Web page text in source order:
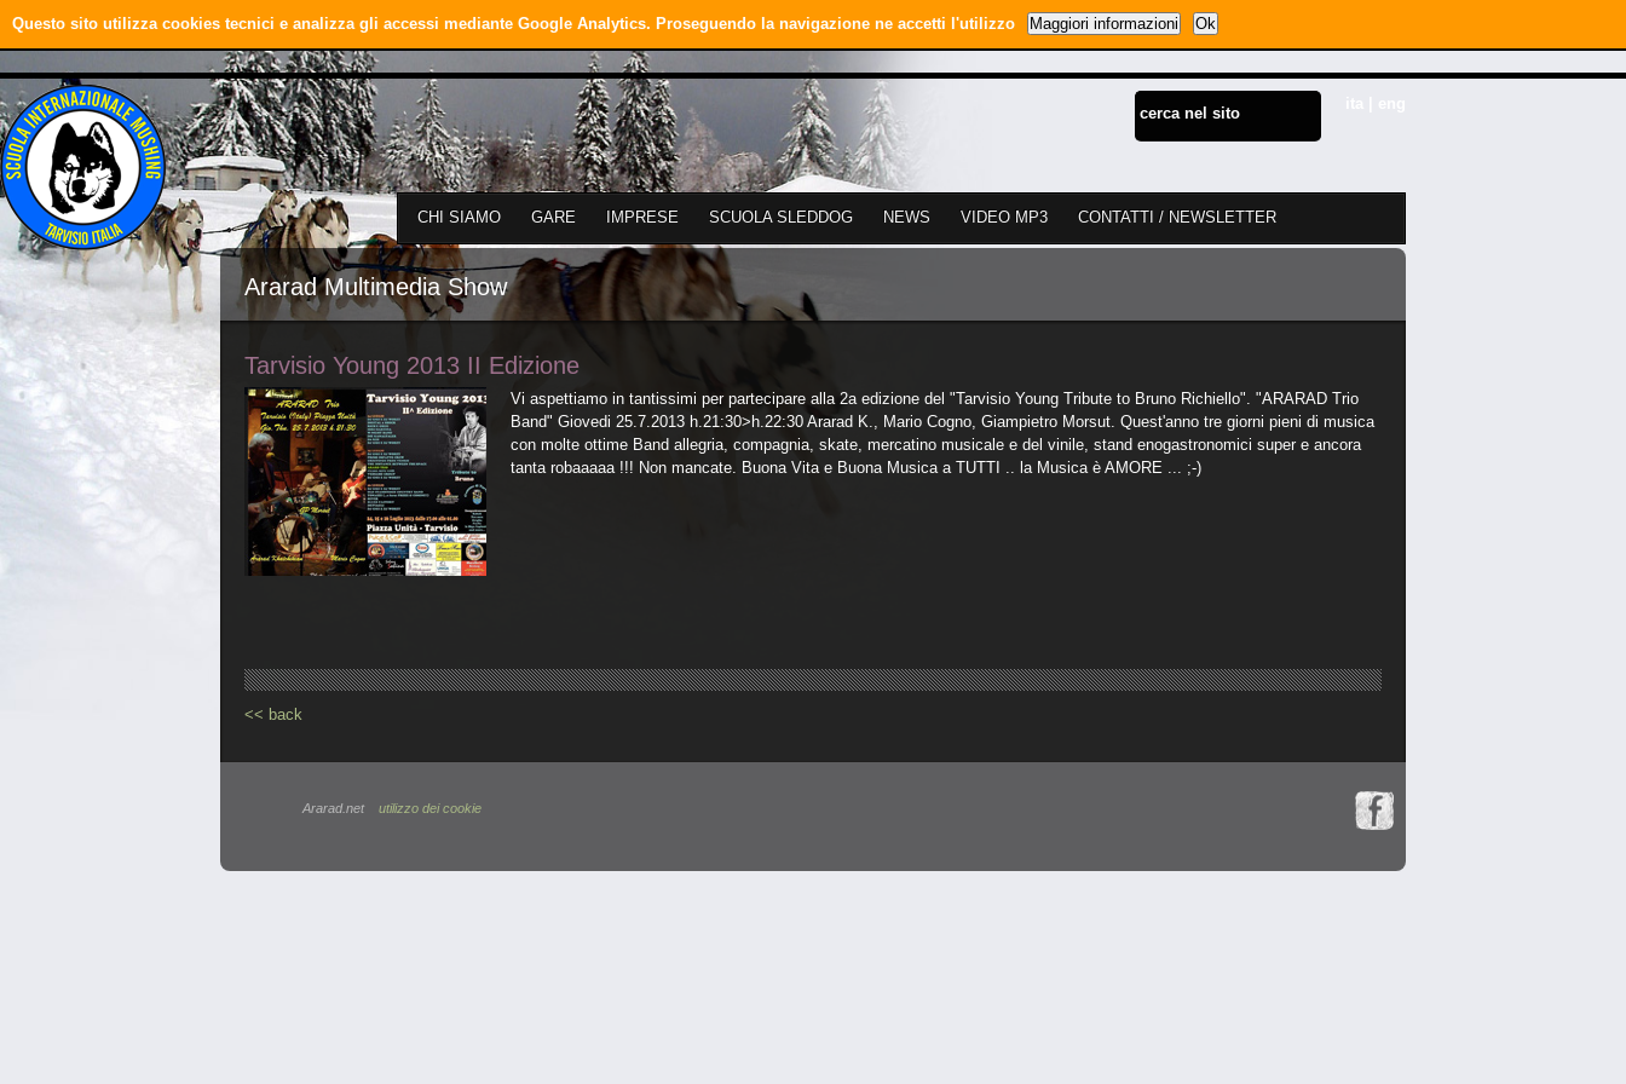
CHI SIAMO GARE IMPRESE SCUOLA SLEDDOG NEWS VIDEO MP3 CONTATTI / NEWSLETTER
Ararad Multimedia Show
Tarvisio Young 2013 II Edizione
Vi aspettiamo in tantissimi per partecipare alla 2a edizione del "Tarvisio Young Tribute to Bruno Richiello". "ARARAD Trio
Band" Giovedi 25.7.2013 h.21:30>h.22:30 Ararad K., Mario Cogno, Giampietro Morsut. Quest'anno tre giorni pieni di musica
con molte ottime Band allegria, compagnia, skate, mercatino musicale e del vinile, stand enogastronomici super e ancora
tanta robaaaaa !!! Non mancate. Buona Vita e Buona Musica a TUTTI .. la Musica è AMORE ... ;-)
<< back
Ararad.net utilizzo dei cookie
Questo sito utilizza cookies tecnici e analizza gli accessi mediante Google Analytics. Proseguendo la navigazione ne accetti l'utilizzo Maggiori informazioni Ok